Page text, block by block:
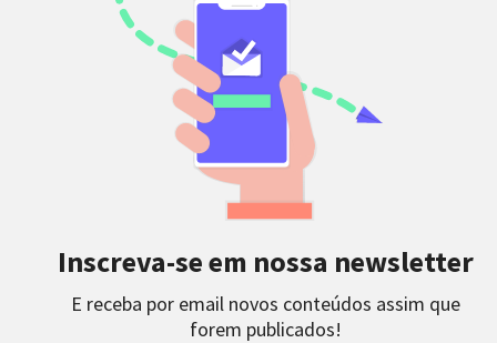
Inscreva-se em nossa newsletter
E receba por email novos conteúdos assim que
forem publicados!